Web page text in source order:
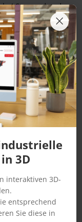
×
3D
interaktiven 3D-
entsprechend
Sie diese in
Stay updated
for joining us on